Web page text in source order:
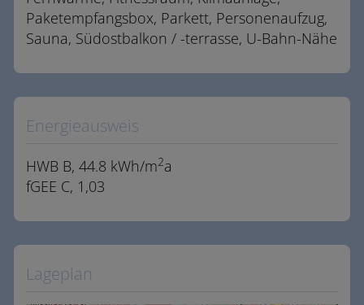
Paketempfangsbox Parkett Personenaufzug
Sauna Südostbalkon / -terrasse U-Bahn-Nähe
Energieausweis
HWB B, 44.8 kWh/m2a
fGEE C, 1,03
Lageplan